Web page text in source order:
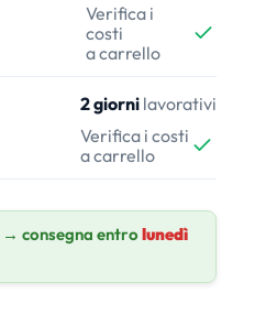
Verifica i
costi
a carrello
2 giorni lavorativi
Verifica i costi
a carrello
→ consegna entrolunedì